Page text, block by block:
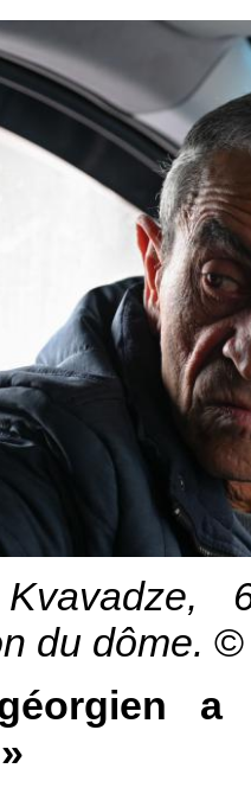
du dôme. ©
a